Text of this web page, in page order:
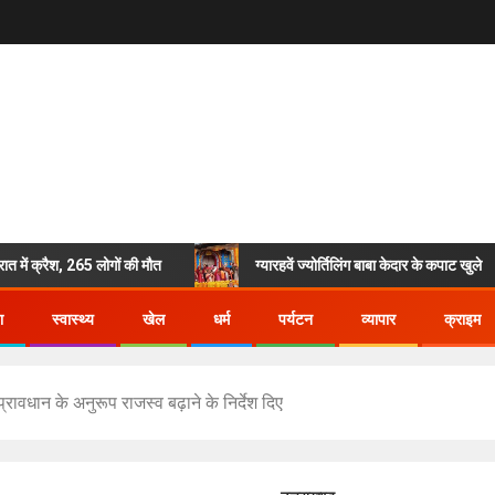
265 लोगों की मौत ग्यारहवें ज्योर्तिलिंग बाबा केदार के कपाट खुले
स्वास्थ्य खेल धर्म पर्यटन व्यापार क्राइम
के अनुरूप राजस्व बढ़ाने के निर्देश दिए